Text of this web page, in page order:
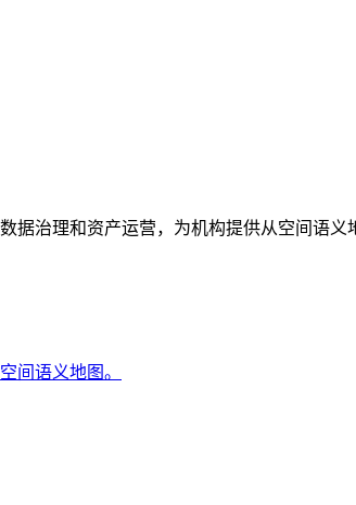
治理和资产运营，为机构提供从空间语义
间语义地图。